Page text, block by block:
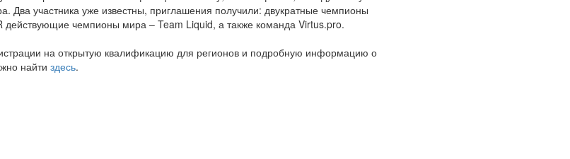
Два участника уже известны, приглашения получили: двукратные чемпионы
действующие чемпионы мира – Team Liquid, а также команда Virtus.pro.
на открытую квалификацию для регионов и подробную информацию о
найти здесь.